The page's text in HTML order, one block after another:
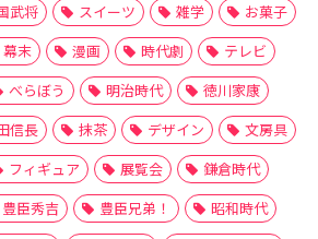
武将
スイーツ 雑学
お菓子
幕末
漫画 時代劇
テレビ
べらぼう
明治時代
徳川家康
信長
抹茶 デザイン
文房具
フィギュア
展覧会
鎌倉時代
豊臣秀吉
豊臣兄弟！
昭和時代